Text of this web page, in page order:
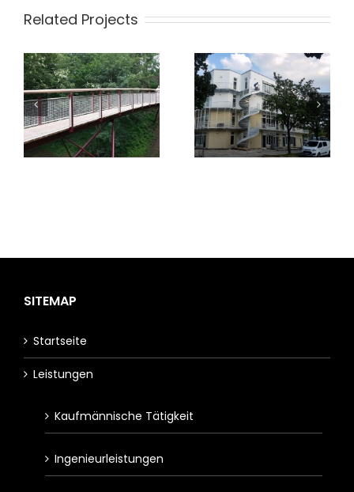
Related Projects
SITEMAP
Startseite
Leistungen
Kaufmännische Tätigkeit
Ingenieurleistungen